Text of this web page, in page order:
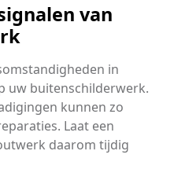
van
in
uw buitenschilderwerk.
kunnen zo
Laat een
daarom tijdig